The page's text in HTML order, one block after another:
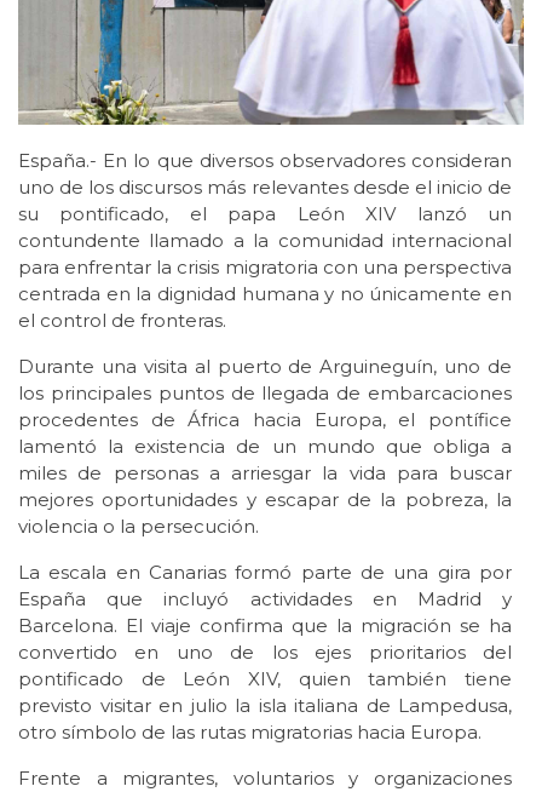
España.- En lo que diversos observadores consideran
uno de los discursos más relevantes desde el inicio de
su pontificado, el papa León XIV lanzó un
contundente llamado a la comunidad internacional
para enfrentar la crisis migratoria con una perspectiva
centrada en la dignidad humana y no únicamente en
el control de fronteras.
Durante una visita al puerto de Arguineguín, uno de
los principales puntos de llegada de embarcaciones
procedentes de África hacia Europa, el pontífice
lamentó la existencia de un mundo que obliga a
miles de personas a arriesgar la vida para buscar
mejores oportunidades y escapar de la pobreza, la
violencia o la persecución.
La escala en Canarias formó parte de una gira por
España que incluyó actividades en Madrid y
Barcelona. El viaje confirma que la migración se ha
convertido en uno de los ejes prioritarios del
pontificado de León XIV, quien también tiene
previsto visitar en julio la isla italiana de Lampedusa,
otro símbolo de las rutas migratorias hacia Europa.
Frente a migrantes, voluntarios y organizaciones